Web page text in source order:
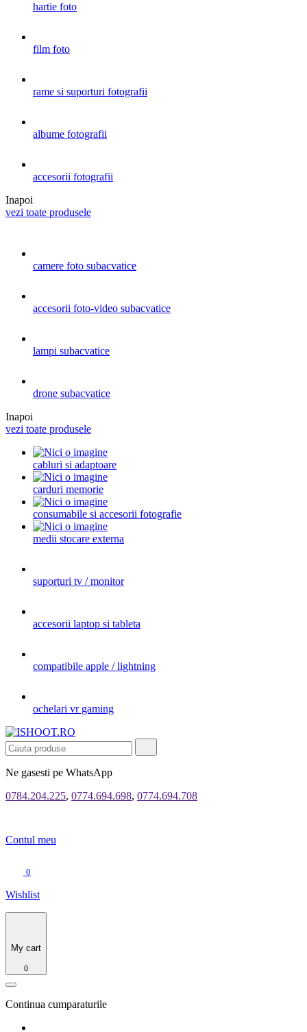
hartie foto
film foto
rame si suporturi fotografii
albume fotografii
accesorii fotografii
Inapoi
vezi toate produsele
camere foto subacvatice
accesorii foto-video subacvatice
lampi subacvatice
drone subacvatice
Inapoi
vezi toate produsele
cabluri si adaptoare
carduri memorie
consumabile si accesorii fotografie
medii stocare externa
suporturi tv / monitor
accesorii laptop si tableta
compatibile apple / lightning
ochelari vr gaming
Ne gasesti pe WhatsApp
0784.204.225, 0774.694.698, 0774.694.708
Contul meu
0
Wishlist
My cart
0
Continua cumparaturile